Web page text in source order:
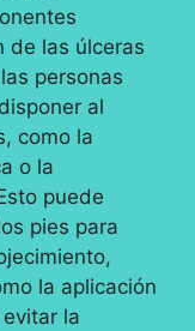
de las úlceras
personas
al
como la
o la
puede
pies para
la aplicación
la